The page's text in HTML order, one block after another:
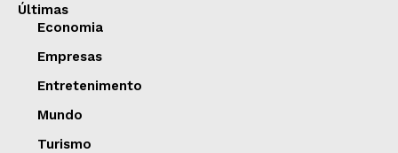
Últimas
Economia
Empresas
Entretenimento
Mundo
Turismo